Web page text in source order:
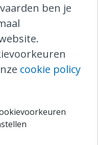
die al in de
gelden,
aan boord
meer is
dan 90 % van
kanalen
ben je
cookie policy